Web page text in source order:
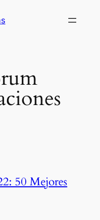
50 Mejores